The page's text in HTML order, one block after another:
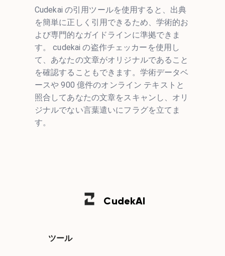
Cudekai の引用ツールを使用すると、出典
を簡単に正しく引用できるため、学術的お
よび専門的なガイドラインに準拠できま
す。 cudekai の盗作チェッカーを使用し
て、あなたの文章がオリジナルであること
を確認することもできます。学術データベ
ースや 900 億件のオンライン テキストと
照合してあなたの文章をスキャンし、オリ
ジナルでない言葉遣いにフラグを立てま
す。
CudekAI
ツール